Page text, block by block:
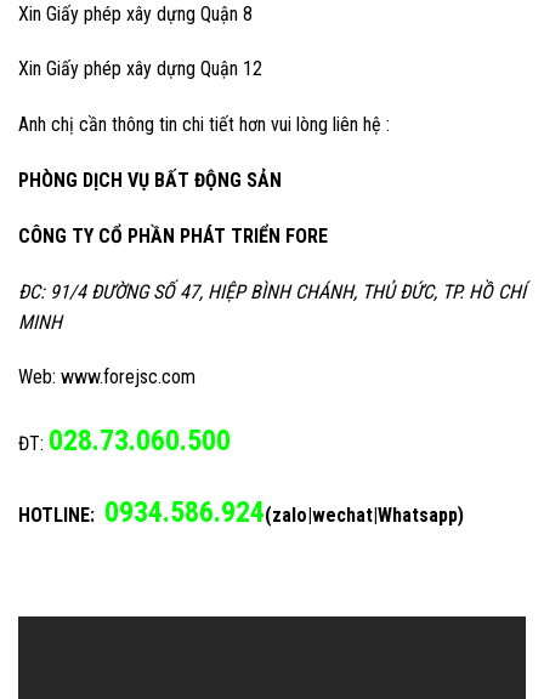
Xin Giấy phép xây dựng Quận 8
Xin Giấy phép xây dựng Quận 12
Anh chị cần thông tin chi tiết hơn vui lòng liên hệ :
PHÒNG DỊCH VỤ BẤT ĐỘNG SẢN
CÔNG TY CỔ PHẦN PHÁT TRIỂN FORE
ĐC: 91/4 ĐƯỜNG SỐ 47, HIỆP BÌNH CHÁNH, THỦ ĐỨC, TP. HỒ CHÍ
MINH
Web: www.forejsc.com
ĐT: 028.73.060.500
HOTLINE: 0934.586.924(zalo|wechat|Whatsapp)